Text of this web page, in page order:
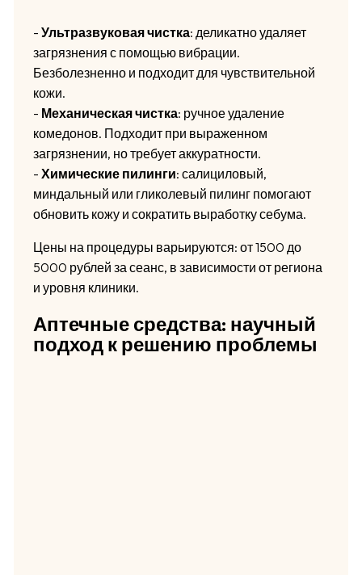
- Ультразвуковая чистка: деликатно удаляет
загрязнения с помощью вибрации.
Безболезненно и подходит для чувствительной
кожи.
- Механическая чистка: ручное удаление
комедонов. Подходит при выраженном
загрязнении, но требует аккуратности.
- Химические пилинги: салициловый,
миндальный или гликолевый пилинг помогают
обновить кожу и сократить выработку себума.
Цены на процедуры варьируются: от 1500 до
5000 рублей за сеанс, в зависимости от региона
и уровня клиники.
Аптечные средства: научный
подход к решению проблемы